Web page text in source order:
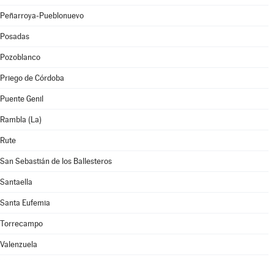
Peñarroya-Pueblonuevo
Posadas
Pozoblanco
Priego de Córdoba
Puente Genil
Rambla (La)
Rute
San Sebastián de los Ballesteros
Santaella
Santa Eufemia
Torrecampo
Valenzuela